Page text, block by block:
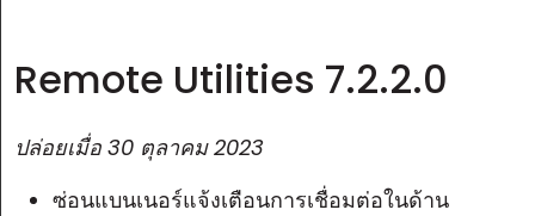
Remote Utilities 7.2.2.0
ปล่อยเมื่อ 30 ตุลาคม 2023
ซ่อนแบนเนอร์แจ้งเตือนการเชื่อมต่อในด้าน